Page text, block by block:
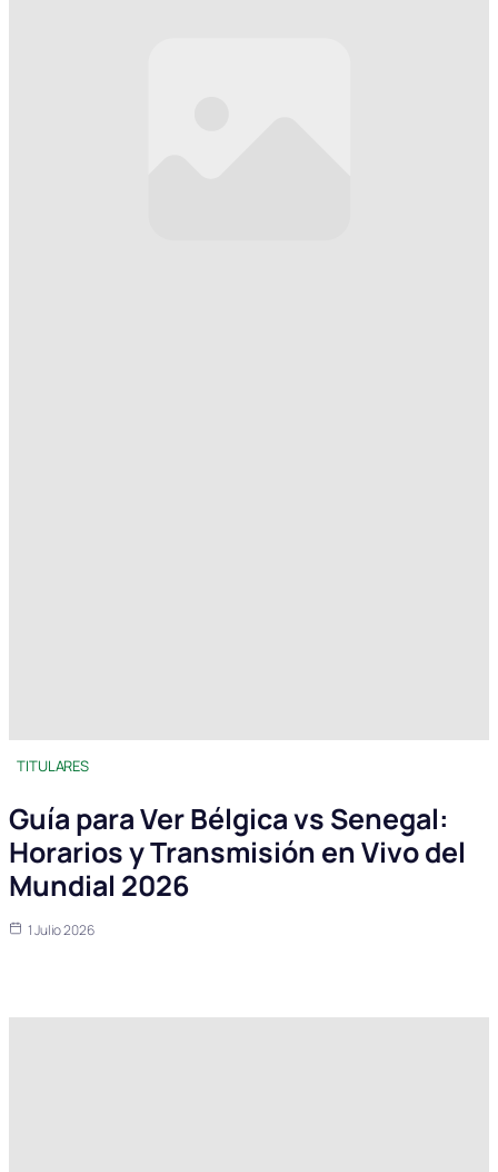
TITULARES
Guía para Ver Bélgica vs Senegal:
Horarios y Transmisión en Vivo del
Mundial 2026
1 Julio 2026